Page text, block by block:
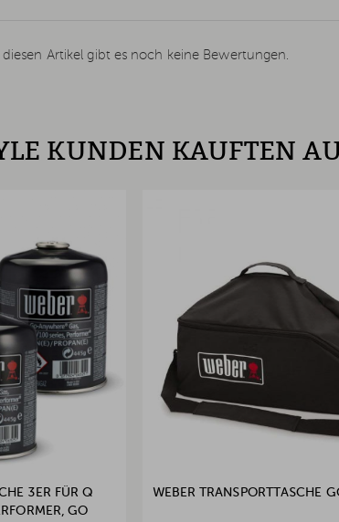
diesen Artikel gibt es noch keine Bewertungen.
KUNDEN KAUFTEN
3ER FÜR Q
GO
WEBER TRANSPORTTASCHE